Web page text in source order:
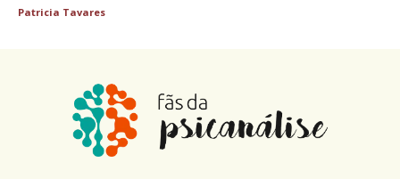
Patricia Tavares